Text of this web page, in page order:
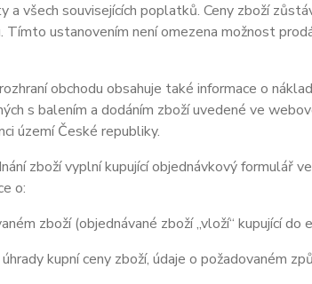
a všech souvisejících poplatků. Ceny zboží
Tímto ustanovením není omezena možnost
obchodu obsahuje také informace o
s balením a dodáním zboží uvedené ve
území České republiky.
zboží vyplní kupující objednávkový formulář
o:
zboží (objednávané zboží „vloží“ kupující
kupní ceny zboží, údaje o požadovaném